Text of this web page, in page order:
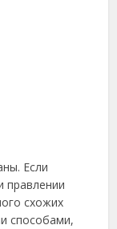
Если
правлении
схожих
способами,